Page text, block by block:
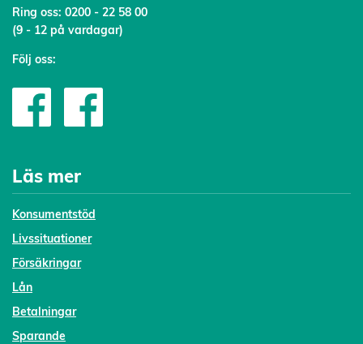
Ring oss: 0200 - 22 58 00
(9 - 12 på vardagar)
Följ oss:
Läs mer
Konsumentstöd
Livssituationer
Försäkringar
Lån
Betalningar
Sparande